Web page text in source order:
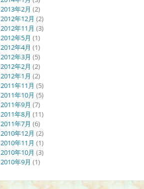
2013年2月 (2)
2012年12月 (2)
2012年11月 (3)
2012年5月 (1)
2012年4月 (1)
2012年3月 (5)
2012年2月 (2)
2012年1月 (2)
2011年11月 (5)
2011年10月 (5)
2011年9月 (7)
2011年8月 (11)
2011年7月 (6)
2010年12月 (2)
2010年11月 (1)
2010年10月 (3)
2010年9月 (1)